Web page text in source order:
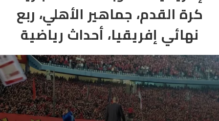
كرة القدم، جماهير الأهلي، ربع
نهائي إفريقيا، أحداث رياضية